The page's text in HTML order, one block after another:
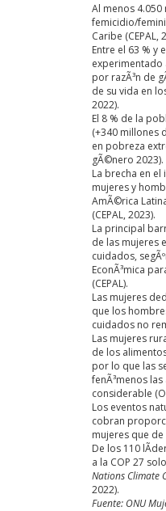
Al menos
femicidio/
Caribe (CEPAL,
Entre el 63 % y
experimentado
por razÃ³n de
de su vida en
2022).
El 8 % de la
(+340 millones
en pobreza
gÃ©nero 2023).
La brecha en
mujeres y
AmÃ©rica
(CEPAL, 2023).
La principal
de las mujeres
cuidados,
EconÃ³mica
(CEPAL).
Las mujeres
que los
cuidados no
Las mujeres
de los
por lo que las
fenÃ³menos
considerable
Los eventos
cobran
mujeres que
De los 110
a la COP 27
Nations Climate
2022).
Fuente: ONU